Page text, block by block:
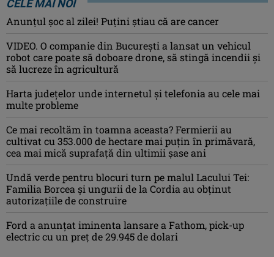
CELE MAI NOI
Anunţul şoc al zilei! Puţini ştiau că are cancer
VIDEO. O companie din București a lansat un vehicul
robot care poate să doboare drone, să stingă incendii și
să lucreze în agricultură
Harta județelor unde internetul și telefonia au cele mai
multe probleme
Ce mai recoltăm în toamna aceasta? Fermierii au
cultivat cu 353.000 de hectare mai puțin în primăvară,
cea mai mică suprafață din ultimii șase ani
Undă verde pentru blocuri turn pe malul Lacului Tei:
Familia Borcea și ungurii de la Cordia au obținut
autorizațiile de construire
Ford a anunțat iminenta lansare a Fathom, pick-up
electric cu un preț de 29.945 de dolari